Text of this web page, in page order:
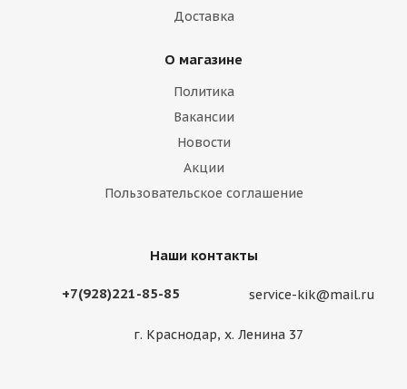
Доставка
О магазине
Политика
Вакансии
Новости
Акции
Пользовательское соглашение
Наши контакты
+7(928)221-85-85 service-kik@mail.ru
г. Краснодар, х. Ленина 37